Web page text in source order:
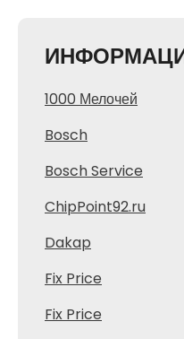
1000 Мелочей
Bosch
Bosch Service
ChipPoint92.ru
Dakap
Fix Price
Fix Price